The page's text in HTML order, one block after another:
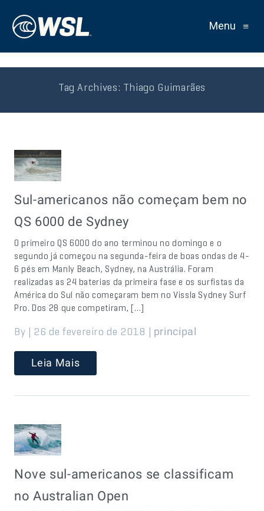
Menu ≡
Tag Archives: Thiago Guimarães
Sul-americanos não começam bem no
QS 6000 de Sydney
O primeiro QS 6000 do ano terminou no domingo e o
segundo já começou na segunda-feira de boas ondas de 4-
6 pés em Manly Beach, Sydney, na Austrália. Foram
realizadas as 24 baterias da primeira fase e os surfistas da
América do Sul não começaram bem no Vissla Sydney Surf
Pro. Dos 28 que competiram, […]
By | 26 de fevereiro de 2018 | principal
Leia Mais
Nove sul-americanos se classificam
no Australian Open